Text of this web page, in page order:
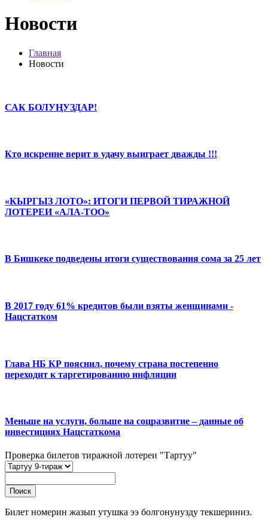
Новости
Главная
Новости
САК БОЛУҢУЗДАР!
Кто искренне верит в удачу выиграет дважды !!!
«КЫРГЫЗ ЛОТО»: ИТОГИ ПЕРВОЙ ТИРАЖНОЙ
ЛОТЕРЕИ «АЛА-ТОО»
В Бишкеке подведены итоги существования сома за 25 лет
В 2017 году 61% кредитов были взяты женщинами -
Нацстатком
Глава НБ КР пояснил, почему страна постепенно
переходит к таргетированию инфляции
Меньше на услуги, больше на соцразвитие – данные об
инвестициях Нацстаткома
Проверка билетов тиражной лотереи "Тартуу"
Билет номерин жазып утушка ээ болгонунузду текшериниз.